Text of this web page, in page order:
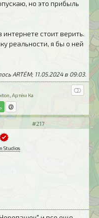
но это прибыль
стоит верить.
реальности, я бы о ней
ARTЁM; 11.05.2024 в 09:03.
Артём Ка
#217
Studios